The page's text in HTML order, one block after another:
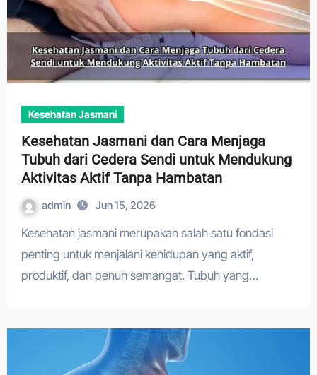
Kesehatan Jasmani
Kesehatan Jasmani dan Cara Menjaga
Tubuh dari Cedera Sendi untuk Mendukung
Aktivitas Aktif Tanpa Hambatan
admin Jun 15, 2026
Kesehatan jasmani merupakan salah satu fondasi
penting untuk menjalani kehidupan yang aktif,
produktif, dan penuh semangat. Tubuh yang…